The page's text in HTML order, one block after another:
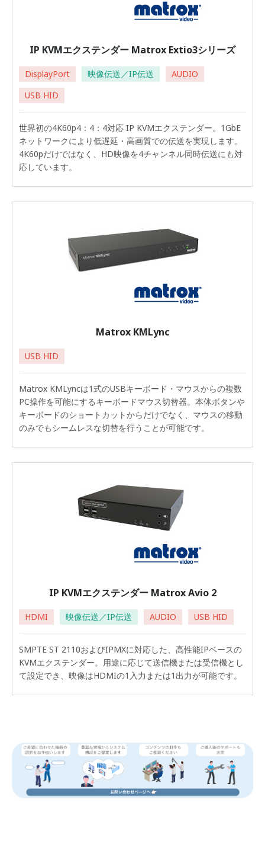
IP KVMエクステンダー Matrox Extio3シリーズ
DisplayPort 映像伝送／IP伝送
AUDIO
USB HID
世界初の4K60p4：4：4対応 IP KVMエクステンダー。1GbE
ネットワークにより低遅延・高画質での伝送を実現します。
4K60pだけではなく、HD映像を4チャンネル同時伝送にも対
応しています。
Matrox KMLync
USB HID
Matrox KMLyncは1式のUSBキーボード・マウスからの複数
PC操作を可能にするキーボードマウス切替器。本体ボタンや
キーボードのショートカットからだけでなく、マウスの移動
のみでもシームレスな切替を行うことが可能です。
IP KVMエクステンダー Matrox Avio 2
HDMI 映像伝送／IP伝送 AUDIO USB HID
SMPTE ST 2110およびIPMXに対応した、高性能IPベースの
KVMエクステンダー。用途に応じて送信機または受信機とし
て設定でき、映像はHDMIの1入力または1出力が可能です。